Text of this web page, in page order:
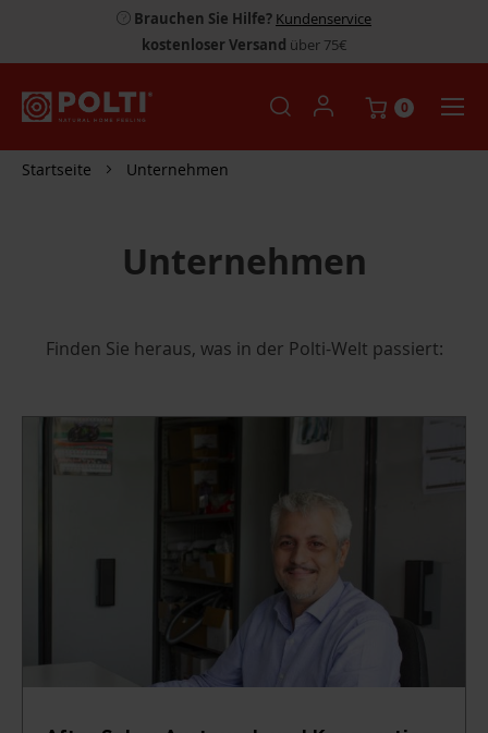
Brauchen Sie Hilfe? Kundenservice
kostenloser Versand über 75€
0
Startseite Unternehmen
Unternehmen
Finden Sie heraus, was in der Polti-Welt passiert: